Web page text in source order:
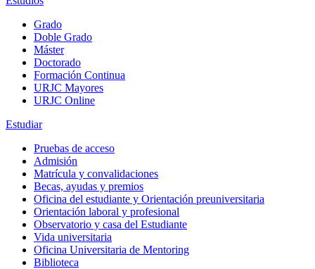
Grado
Doble Grado
Máster
Doctorado
Formación Continua
URJC Mayores
URJC Online
Estudiar
Pruebas de acceso
Admisión
Matrícula y convalidaciones
Becas, ayudas y premios
Oficina del estudiante y Orientación preuniversitaria
Orientación laboral y profesional
Observatorio y casa del Estudiante
Vida universitaria
Oficina Universitaria de Mentoring
Biblioteca